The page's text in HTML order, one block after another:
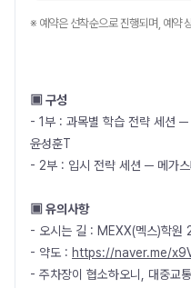
※ 예약은 선착순으로 진행되며, 예약
▣ 구성
- 1부 : 과목별 학습 전략 세션
윤성훈T
- 2부 : 입시 전략 세션 ─ 메가
▣ 유의사항
- 오시는 길 : MEXX(멕스)학
- 약도 : https://naver.me/
- 주차장이 협소하오니, 대중교